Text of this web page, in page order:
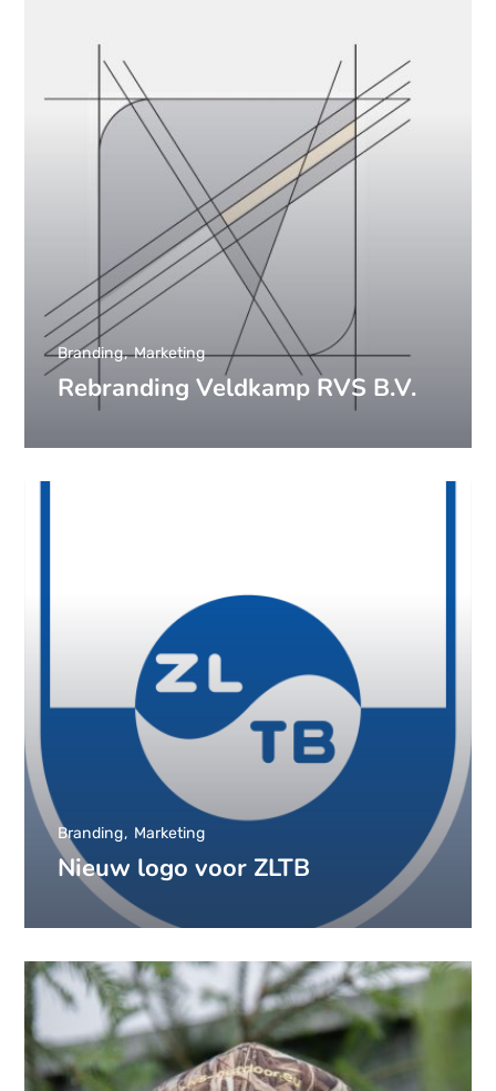
Rebranding Veldkamp RVS B.V.
Branding Marketing
Nieuw logo voor ZLTB
Branding Marketing